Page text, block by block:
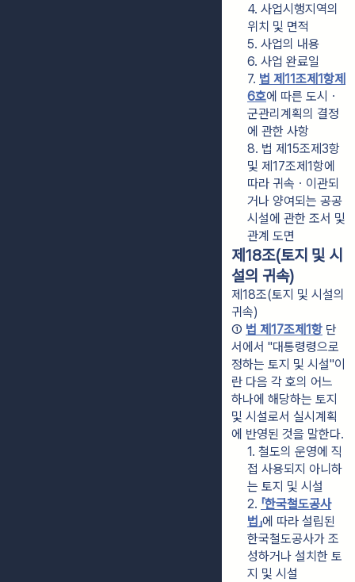
4. 사업시행지역의
위치 및 면적
5. 사업의 내용
6. 사업 완료일
7. 법 제11조제1항제
6호에 따른 도시ㆍ
군관리계획의 결정
에 관한 사항
8. 법 제15조제3항
및 제17조제1항에
따라 귀속ㆍ이관되
거나 양여되는 공공
시설에 관한 조서 및
관계 도면
제18조(토지 및 시
설의 귀속)
제18조(토지 및 시설의
귀속)
① 법 제17조제1항 단
서에서 "대통령령으로
정하는 토지 및 시설"이
란 다음 각 호의 어느
하나에 해당하는 토지
및 시설로서 실시계획
에 반영된 것을 말한다.
1. 철도의 운영에 직
접 사용되지 아니하
는 토지 및 시설
2. 「한국철도공사
법」에 따라 설립된
한국철도공사가 조
성하거나 설치한 토
지 및 시설